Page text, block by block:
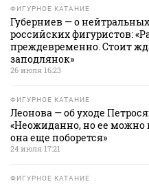
ФИГУРНОЕ КАТАНИЕ
Губерниев — о
российских фигуристов:
преждевременно. Стоит
заподлянок»
26 июля 16:23
ФИГУРНОЕ КАТАНИЕ
Леонова — об уходе
«Неожиданно, но ее можно
она еще поборется»
24 июля 17:21
ФИГУРНОЕ КАТАНИЕ